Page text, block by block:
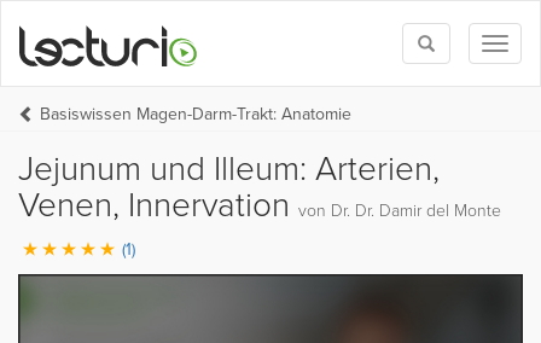
Toggle
search
Basiswissen Magen-Darm-Trakt: Anatomie
Jejunum und Illeum: Arterien,
Venen, Innervation von Dr. Dr. Damir del Monte
(1)